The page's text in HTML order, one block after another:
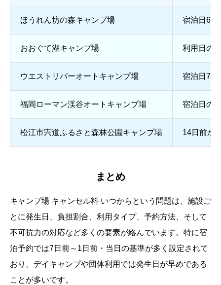
ほうれん坊の森キャンプ場 宿泊日6日
おおぐて湖キャンプ場 利用日の7
ウエストリバーオートキャンプ場 宿泊日7日
福岡ローマン渓谷オートキャンプ場 宿泊日の6
松江市宍道ふるさと森林公園キャンプ場 14日前か
まとめ
キャンプ場 キャンセル料 いつからという問題は、施設ご
とに発生日、負担割合、利用タイプ、予約方法、そして
不可抗力の対応など多くの要素が絡んでいます。特に宿
泊予約では7日前～1日前・当日の基準が多く設定されて
おり、デイキャンプや団体利用では発生日が早めである
ことが多いです。